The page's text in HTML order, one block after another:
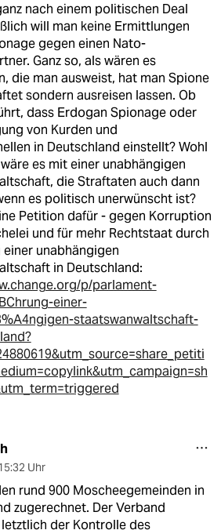
nach einem politischen Deal
will man keine Ermittlungen
gegen einen Nato-
Ganz so, als wären es
die man ausweist, hat man Spione
sondern ausreisen lassen. Ob
dass Erdogan Spionage oder
von Kurden und
in Deutschland einstellt? Wohl
es mit einer unabhängigen
die Straftaten auch dann
es politisch unerwünscht ist?
Petition dafür - gegen Korruption
und für mehr Rechtstaat durch
einer unabhängigen
in Deutschland:
p/parlament-
einer-
staatswanwaltschaft-
Uhr
rund 900 Moscheegemeinden in
zugerechnet. Der Verband
der Kontrolle des